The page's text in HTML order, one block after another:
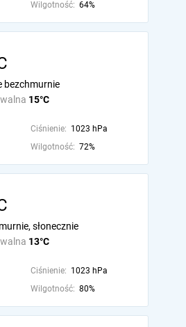
Wilgotność: 64%
15°C
bezchmurnie
Ciśnienie: 1023 hPa
Wilgotność: 72%
13°C
słonecznie
Ciśnienie: 1023 hPa
Wilgotność: 80%